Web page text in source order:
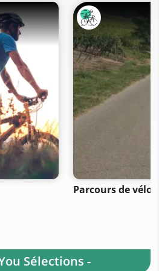
Parcours de vélo
Sélections -